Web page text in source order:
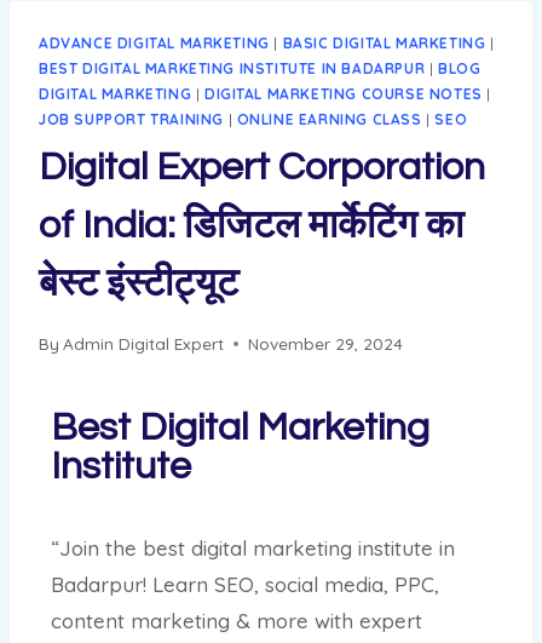
ADVANCE DIGITAL MARKETING | BASIC DIGITAL MARKETING |
BEST DIGITAL MARKETING INSTITUTE IN BADARPUR | BLOG
DIGITAL MARKETING | DIGITAL MARKETING COURSE NOTES |
JOB SUPPORT TRAINING | ONLINE EARNING CLASS |SEO
Digital Expert Corporation
of India: डिजिटल मार्केटिंग का
बेस्ट इंस्टीट्यूट
By Admin Digital Expert November 29, 2024
Best Digital Marketing
Institute
“Join the best digital marketing institute in
Badarpur! Learn SEO, social media, PPC,
content marketing & more with expert